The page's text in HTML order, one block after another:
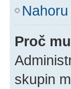
Nahoru
Proč
skupin